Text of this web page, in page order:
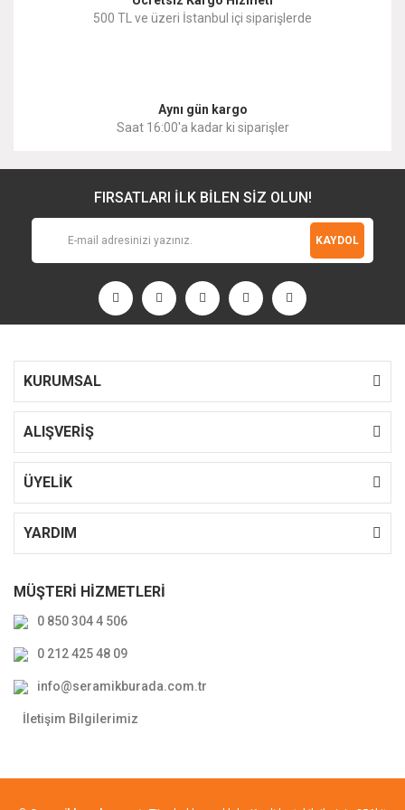
500 TL ve üzeri İstanbul içi siparişlerde
Aynı gün kargo
Saat 16:00'a kadar ki siparişler
FIRSATLARI İLK BİLEN SİZ OLUN!
KAYDOL
KURUMSAL
ALIŞVERİŞ
ÜYELİK
YARDIM
MÜŞTERİ HİZMETLERİ
0 850 304 4 506
0 212 425 48 09
info@seramikburada.com.tr
İletişim Bilgilerimiz